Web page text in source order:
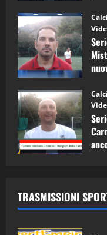
TRASMISSIONI
5
1
2